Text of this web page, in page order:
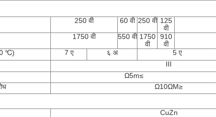
250 वी 60 वी 250 वी 125
वी
1750 वी 550 वी 1750
वी
910
वी
℃)
7 ए ६ अ 5 ए
III
Ω5m≤
Ω10ΩM≥
CuZn